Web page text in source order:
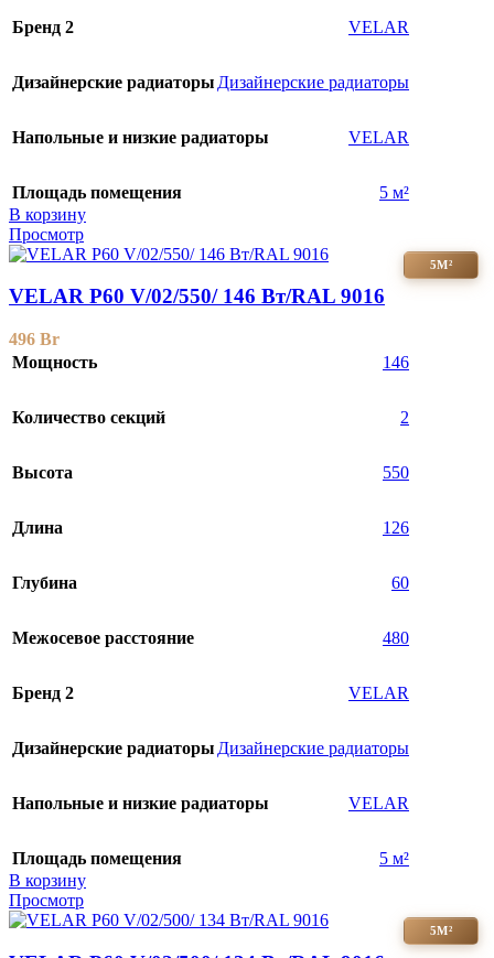
Бренд 2 VELAR
Дизайнерские радиаторы Дизайнерские радиаторы
Напольные и низкие радиаторы VELAR
Площадь помещения
5 м²
В корзину
Просмотр
5М²
VELAR P60 V/02/550/ 146 Bт/RAL 9016
496 Br
Мощность
146
Количество секций 2
Высота 550
Длина 126
Глубина 60
Межосевое расстояние 480
Бренд 2 VELAR
Дизайнерские радиаторы Дизайнерские радиаторы
Напольные и низкие радиаторы VELAR
Площадь помещения
5 м²
В корзину
Просмотр
5М²